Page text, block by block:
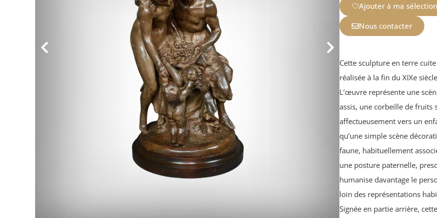
Ajouter à ma sélection
Nous contacter
Cette sculpture en terre
réalisée à la fin du XIXe
L’œuvre représente une
assis, une corbeille de fruits
affectueusement vers un
qu’une simple scène
faune, habituellement
une posture paternelle,
humanise davantage le
loin des représentations
Signée en partie arrière,